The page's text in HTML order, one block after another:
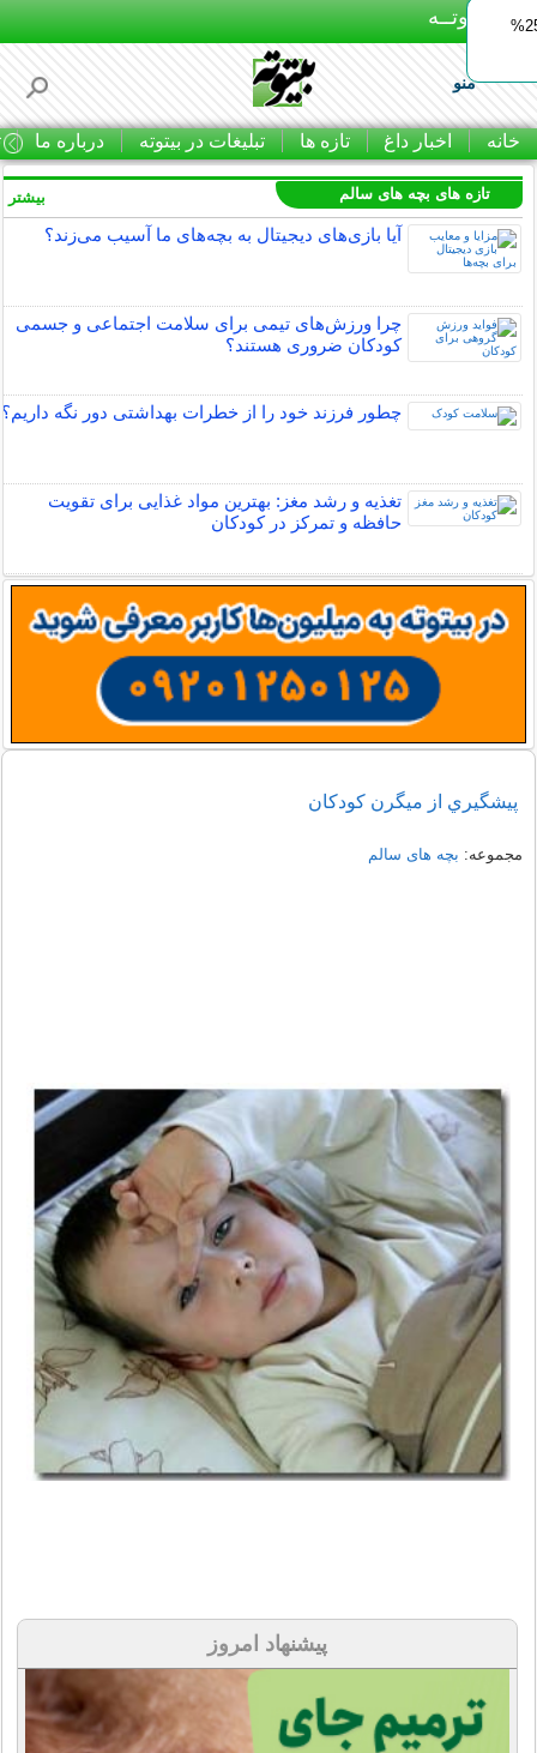
بـیتوتــه
منو
خانه اخبار داغ تازه ها تبلیغات در بیتوته درباره ما
ایمپلنت اقساطی با ضمانت مادام‌العمر+ 25%
تازه های بچه های سالم
آیا بازی‌های دیجیتال به بچه‌های ما آسیب می‌زند؟
چرا ورزش‌های تیمی برای سلامت اجتماعی و جسمی
کودکان ضروری هستند؟
چطور فرزند خود را از خطرات بهداشتی دور نگه داریم؟
تغذیه و رشد مغز: بهترین مواد غذایی برای تقویت
حافظه و تمرکز در کودکان
بیشتر
پيشگيري از ميگرن كودكان
مجموعه: بچه های سالم
پیشنهاد امروز